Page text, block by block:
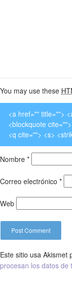
You may use these
<a href="" title="">
<blockquote
<q cite=""> <s>
Nombre *
Correo electrónico *
Web
Este sitio usa Akismet
procesan los datos de